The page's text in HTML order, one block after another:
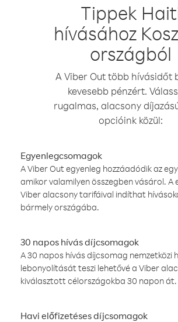
Tippek
hívásához
országból
A Viber Out több hívásidőt
kevesebb pénzért.
rugalmas, alacsony
opcióink közül:
Egyenlegcsomagok
A Viber Out egyenleg hozzáadódik az
amikor valamilyen összegben vásárol. A
Viber alacsony tarifáival indíthat
bármely országába.
30 napos hívás díjcsomagok
A 30 napos hívás díjcsomag nemzetközi
lebonyolítását teszi lehetővé a Viber
kiválasztott célországokba 30 napon át.
Havi előfizetéses díjcsomagok